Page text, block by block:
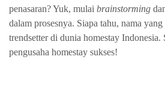
penasaran? Yuk, mulai brainstorming
dalam prosesnya. Siapa tahu, nama
trendsetter di dunia homestay Indonesia.
pengusaha homestay sukses!